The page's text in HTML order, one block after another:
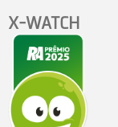
X-WATCH